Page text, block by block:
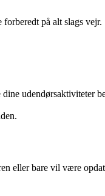
på alt slags vejr.
udendørsaktiviteter
eller bare vil være